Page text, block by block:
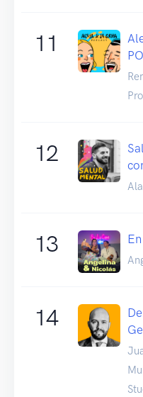
11
12
13
14